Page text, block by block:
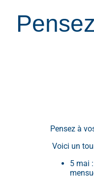
Pensez à
Voici un
5 mai